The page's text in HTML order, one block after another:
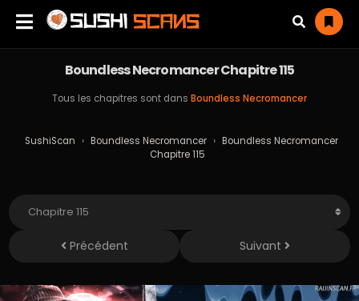
Boundless Necromancer Chapitre 115
Tous les chapitres sont dans Boundless Necromancer
SushiScan › Boundless Necromancer › Boundless Necromancer
Chapitre 115
Précédent Suivant